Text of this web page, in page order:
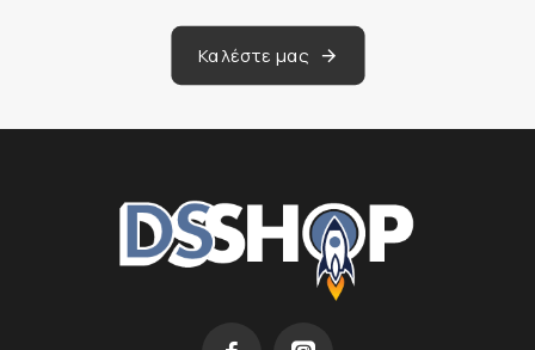
Καλέστε μας